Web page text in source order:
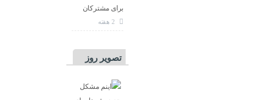
برای مشتركان
تصویر روز